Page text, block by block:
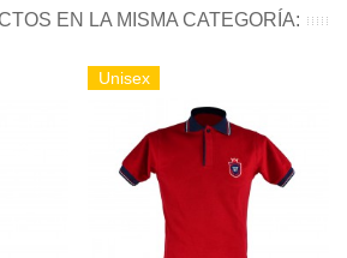
EN LA MISMA CATEGORÍA:
Unisex